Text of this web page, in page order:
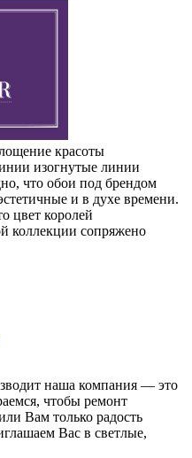
красоты
изогнутые линии
что обои под брендом
и в духе времени.
цвет королей
коллекции сопряжено
наша компания — это
чтобы ремонт
Вам только радость
Вас в светлые,